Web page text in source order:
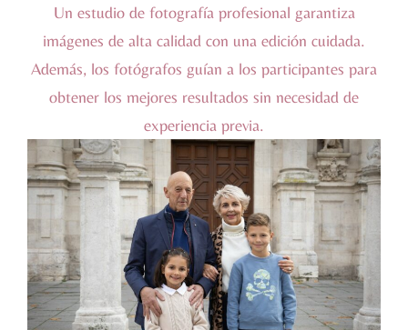
Un estudio de fotografía profesional garantiza
imágenes de alta calidad con una edición cuidada.
Además, los fotógrafos guían a los participantes para
obtener los mejores resultados sin necesidad de
experiencia previa.